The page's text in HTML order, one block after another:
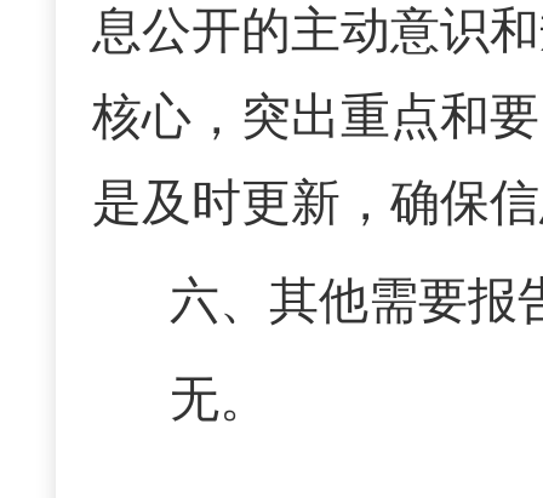
息公开的主动意识
核心，突出重点和
是及时更新，确保
六、其他需要报
无。